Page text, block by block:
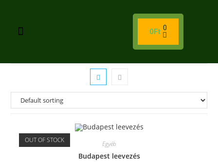
0Ft 0
OUT OF STOCK Egyéb
Budapest leevezés